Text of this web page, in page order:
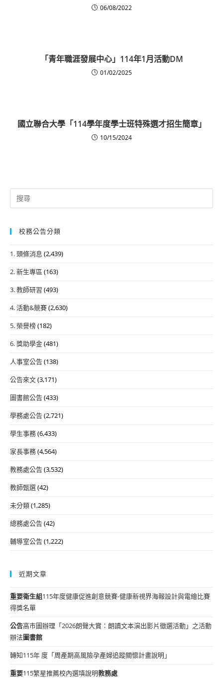
06/08/2022
「青年職涯發展中心」114年1月活動DM
01/02/2025
國立聯合大學「114學年度學士班特殊選才招生簡章」
10/15/2024
Search
for:
校務公告分類
1. 頭條消息 (2,439)
2. 新生專區 (163)
3. 教師研習 (493)
4. 活動&競賽(2,630)
5. 榮譽榜(182)
6. 獎助學金(481)
人事室公告(138)
公告來文(3,171)
圖書館公告(433)
學務處公告(2,721)
學生事務(6,433)
家長事務(4,564)
教務處公告(3,532)
教師甄選(42)
未分類(1,285)
總務處公告(42)
輔導室公告(1,222)
近期文章
重要衛生組115年度健康促進創意競賽-健康新視界海報設計與電繪比賽
得獎名單
公告高市圖辦理「2026朗聲大賞：朗讀文本演出影片徵選活動」之活動
辦法圖書館
轉知115年 度「周產期高風險孕產婦追蹤關懷計畫說明」
重要115繁星推薦校內選填說明教務處